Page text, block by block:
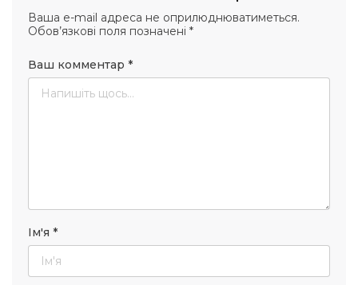
Ваша e-mail адреса не оприлюднюватиметься.
Обов’язкові поля позначені *
Ваш комментар *
Ім'я *